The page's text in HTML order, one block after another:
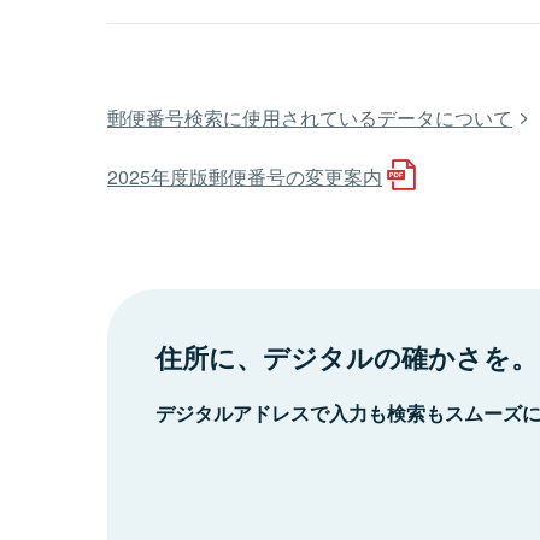
郵便番号検索に使用されているデータについて
2025年度版郵便番号の変更案内
住所に、デジタルの確かさを。
デジタルアドレスで入力も検索もスムーズ